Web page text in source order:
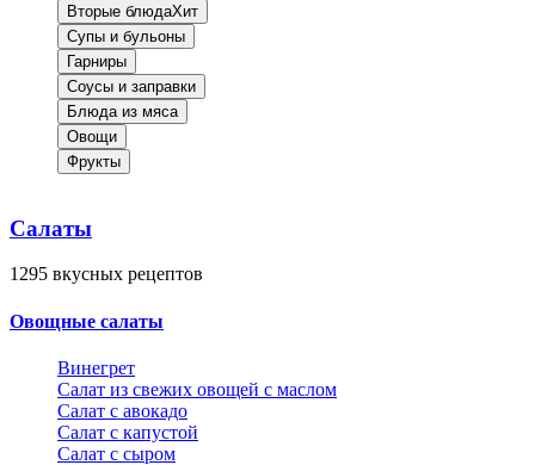
Вторые блюдаХит
Супы и бульоны
Гарниры
Соусы и заправки
Блюда из мяса
Овощи
Фрукты
Салаты
1295 вкусных рецептов
Овощные салаты
Винегрет
Салат из свежих овощей с маслом
Салат с авокадо
Салат с капустой
Салат с сыром